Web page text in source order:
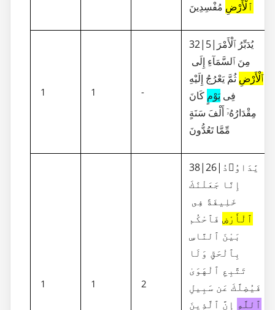
ٱلْأَرْضِ مُفْسِدِينَ
1 1 -
32|5|يُدَبِّرُ ٱلْأَمْرَ
مِنَ ٱلسَّمَآءِ إِلَى
ٱلْأَرْضِثُمَّ يَعْرُجُ إِلَيْهِ
فِىيَوْمٍ كَانَ
مِقْدَارُهُۥٓ أَلْفَ سَنَةٍ
مِّمَّا تَعُدُّونَ
1 1 2
38|26|يَٰدَاوُۥدُ
إِنَّا جَعَلْنَٰكَ
خَلِيفَةً فِى
ٱلْأَرْضِ فَٱحْكُم
بَيْنَ ٱلنَّاسِ
بِٱلْحَقِّ وَلَا
تَتَّبِعِ ٱلْهَوَىٰ
فَيُضِلَّكَ عَن سَبِيلِ
ٱللَّهِ إِنَّ ٱلَّذِينَ